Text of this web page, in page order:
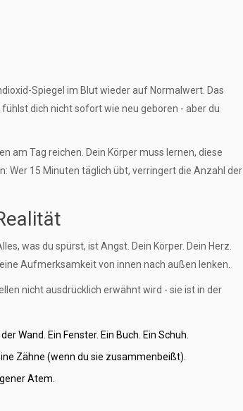
Spiegel im Blut wieder auf Normalwert. Das
dich nicht sofort wie neu geboren - aber du
am Tag reichen. Dein Körper muss lernen, diese
Wer 15 Minuten täglich übt, verringert die Anzahl der
was du spürst, ist Angst. Dein Körper. Dein Herz.
Aufmerksamkeit von innen nach außen lenken.
nicht ausdrücklich erwähnt wird - sie ist in der
Wand. Ein Fenster. Ein Buch. Ein Schuh.
Zähne (wenn du sie zusammenbeißt).
Atem.